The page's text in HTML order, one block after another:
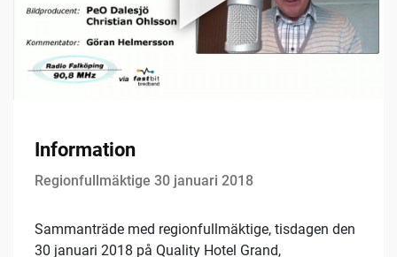
Information
Regionfullmäktige 30 januari 2018
Sammanträde med regionfullmäktige, tisdagen den
30 januari 2018 på Quality Hotel Grand,